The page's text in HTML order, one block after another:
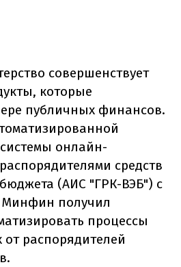
совершенствует
которые
публичных финансов.
онлайн-
средств
(АИС "ГРК-ВЭБ") с
Минфин получил
процессы
распорядителей